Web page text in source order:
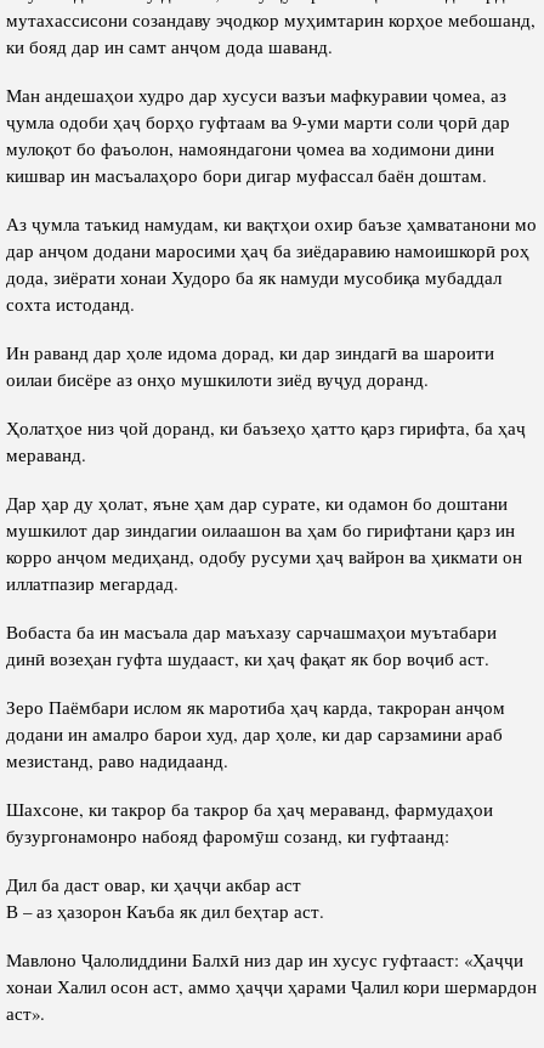
мутахассисони созандаву эҷодкор муҳимтарин корҳое мебошанд,
ки бояд дар ин самт анҷом дода шаванд.
Ман андешаҳои худро дар хусуси вазъи мафкуравии ҷомеа, аз
ҷумла одоби ҳаҷ борҳо гуфтаам ва 9-уми марти соли ҷорӣ дар
мулоқот бо фаъолон, намояндагони ҷомеа ва ходимони дини
кишвар ин масъалаҳоро бори дигар муфассал баён доштам.
Аз ҷумла таъкид намудам, ки вақтҳои охир баъзе ҳамватанони мо
дар анҷом додани маросими ҳаҷ ба зиёдаравию намоишкорӣ роҳ
дода, зиёрати хонаи Худоро ба як намуди мусобиқа мубаддал
сохта истоданд.
Ин раванд дар ҳоле идома дорад, ки дар зиндагӣ ва шароити
оилаи бисёре аз онҳо мушкилоти зиёд вуҷуд доранд.
Ҳолатҳое низ ҷой доранд, ки баъзеҳо ҳатто қарз гирифта, ба ҳаҷ
мераванд.
Дар ҳар ду ҳолат, яъне ҳам дар сурате, ки одамон бо доштани
мушкилот дар зиндагии оилаашон ва ҳам бо гирифтани қарз ин
корро анҷом медиҳанд, одобу русуми ҳаҷ вайрон ва ҳикмати он
иллатпазир мегардад.
Вобаста ба ин масъала дар маъхазу сарчашмаҳои муътабари
динӣ возеҳан гуфта шудааст, ки ҳаҷ фақат як бор воҷиб аст.
Зеро Паёмбари ислом як маротиба ҳаҷ карда, такроран анҷом
додани ин амалро барои худ, дар ҳоле, ки дар сарзамини араб
мезистанд, раво надидаанд.
Шахсоне, ки такрор ба такрор ба ҳаҷ мераванд, фармудаҳои
бузургонамонро набояд фаромӯш созанд, ки гуфтаанд:
Дил ба даст овар, ки ҳаҷҷи акбар аст
В – аз ҳазорон Каъба як дил беҳтар аст.
Мавлоно Ҷалолиддини Балхӣ низ дар ин хусус гуфтааст: «Ҳаҷҷи
хонаи Халил осон аст, аммо ҳаҷҷи ҳарами Ҷалил кори шермардон
аст».